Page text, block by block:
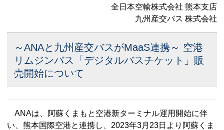
全日本空輸株式会社 熊本支店
九州産交バス 株式会社
～ANAと九州産交バスがMaaS連携～ 空港
リムジンバス「デジタルバスチケット」販
売開始について
ANAは、阿蘇くまもと空港新ターミナル運用開始に伴
い、熊本国際空港と連携し、2023年3月23日より阿蘇くま